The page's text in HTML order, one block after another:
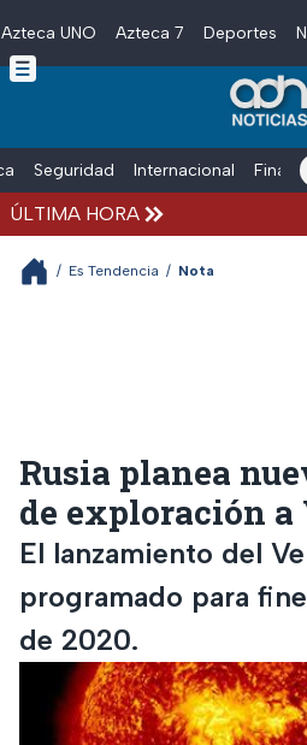
Skip to main content
Azteca UNO Azteca 7 Deportes
Seguridad Internacional
ÚLTIMA HORA
/ Es Tendencia / Nota
Rusia planea
de exploración a
El lanzamiento del
programado para
de 2020.